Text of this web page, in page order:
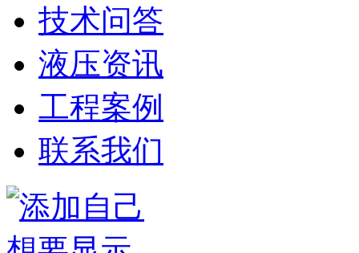
技术问答
液压资讯
工程案例
联系我们